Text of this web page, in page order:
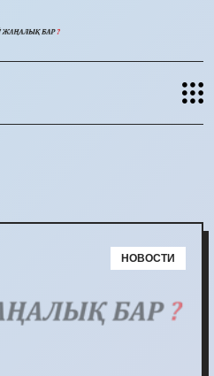
НОВОСТИ